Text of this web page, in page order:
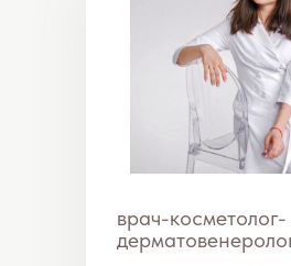
Препараты
Ботулинотерапия – это коррекция
мимических морщин путем введения
препарата ботулотоксина типа А в
мышечные ткани проблемной зоны.
После процедуры напряженные
морщины разглаживаются, кожа
становится значительно более